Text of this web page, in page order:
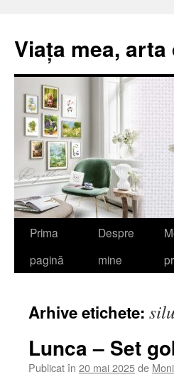
Viața mea,
Sari
Prima
pagină
Despre
mine
Arhive etichete:
Lunca – Set
Publicat în 20 mai 2025de